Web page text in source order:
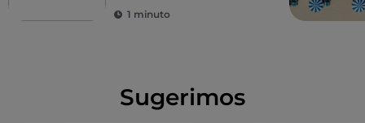
1 minuto
Sugerimos